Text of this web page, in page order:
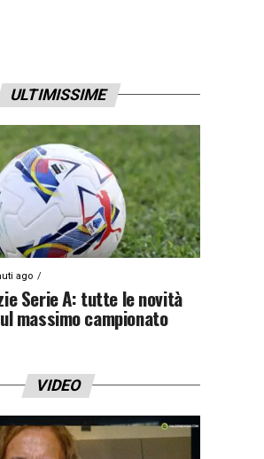
ULTIMISSIME
ago
Serie A: tutte le novità
massimo campionato
VIDEO